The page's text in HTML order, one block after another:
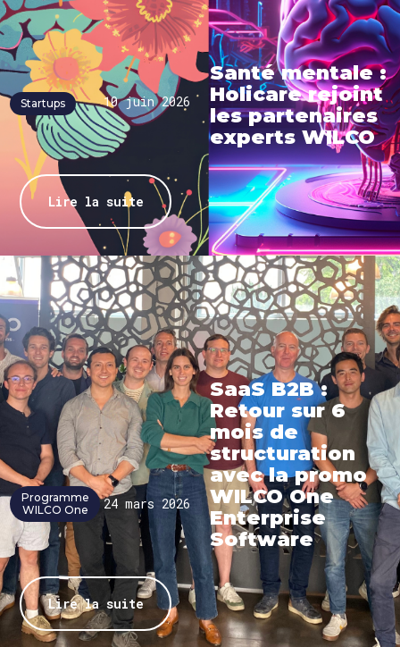
Startups 10 juin 2026
Santé mentale :
Holicare rejoint
les partenaires
experts WILCO
Lire la suite
Programme
WILCO One
24 mars 2026
SaaS B2B :
Retour sur 6
mois de
structuration
avec la promo
WILCO One
Enterprise
Software
Lire la suite